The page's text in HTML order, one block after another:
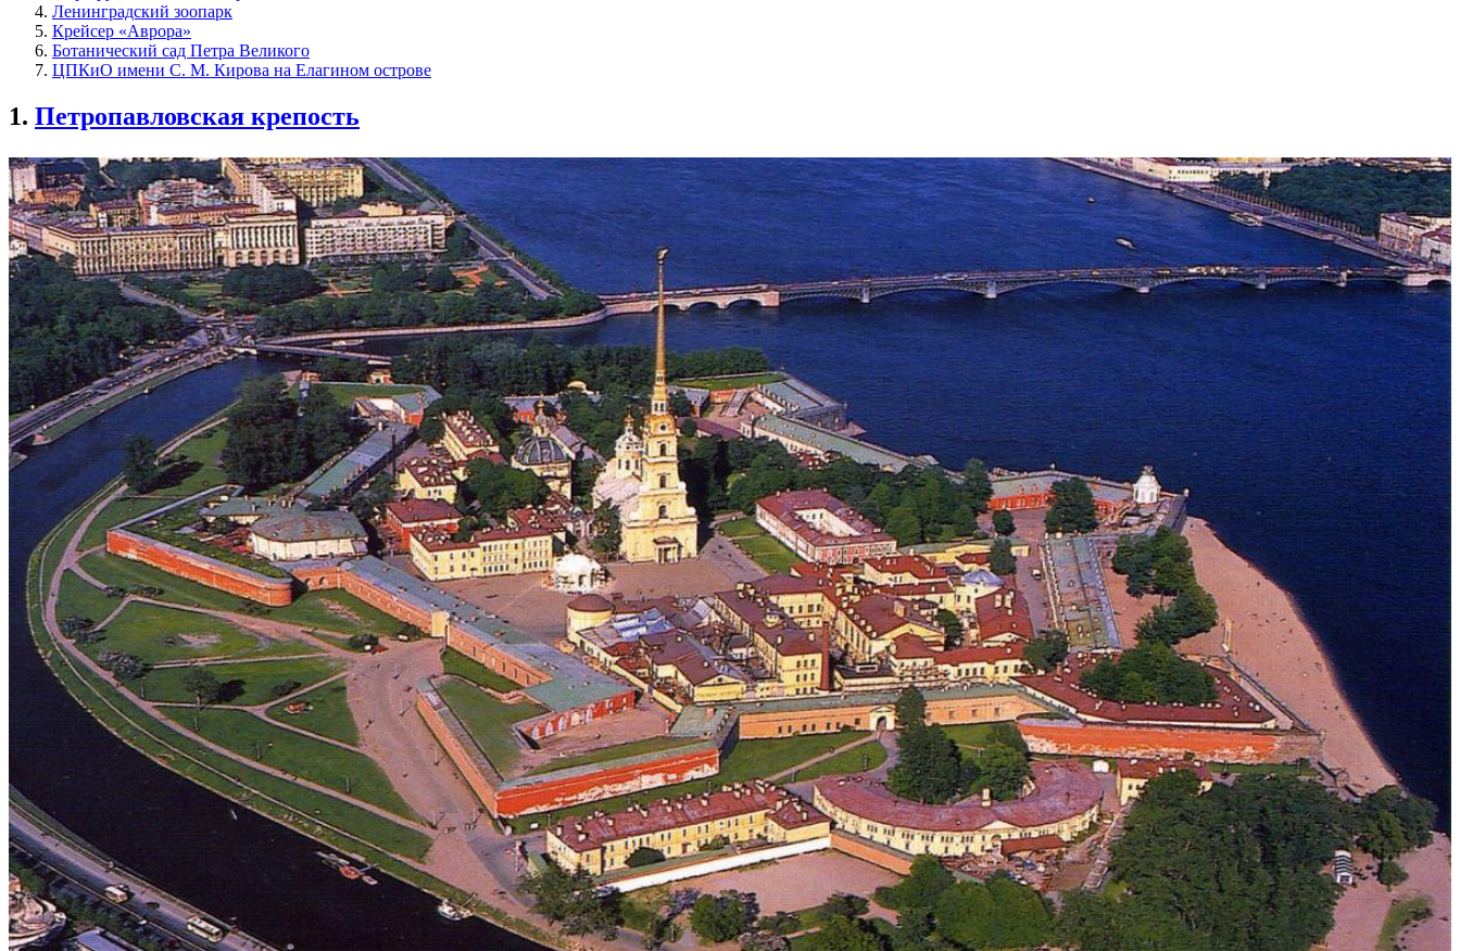
Ленинградский зоопарк
Крейсер «Аврора»
Ботанический сад Петра Великого
ЦПКиО имени С. М. Кирова на Елагином острове
1. Петропавловская крепость